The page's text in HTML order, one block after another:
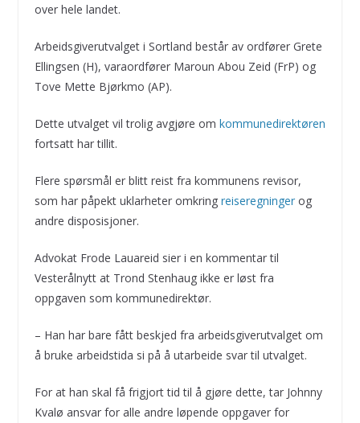
over hele landet.
Arbeidsgiverutvalget i Sortland består av ordfører Grete
Ellingsen (H), varaordfører Maroun Abou Zeid (FrP) og
Tove Mette Bjørkmo (AP).
Dette utvalget vil trolig avgjøre om kommunedirektøren
fortsatt har tillit.
Flere spørsmål er blitt reist fra kommunens revisor,
som har påpekt uklarheter omkring reiseregningerog
andre disposisjoner.
Advokat Frode Lauareid sier i en kommentar til
Vesterålnytt at Trond Stenhaug ikke er løst fra
oppgaven som kommunedirektør.
– Han har bare fått beskjed fra arbeidsgiverutvalget om
å bruke arbeidstida si på å utarbeide svar til utvalget.
For at han skal få frigjort tid til å gjøre dette, tar Johnny
Kvalø ansvar for alle andre løpende oppgaver for